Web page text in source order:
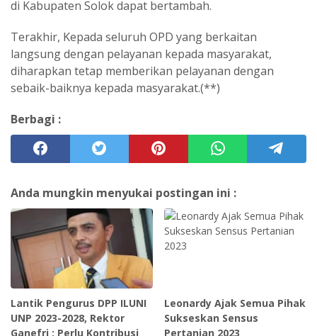
di Kabupaten Solok dapat bertambah.
Terakhir, Kepada seluruh OPD yang berkaitan
langsung dengan pelayanan kepada masyarakat,
diharapkan tetap memberikan pelayanan dengan
sebaik-baiknya kepada masyarakat.(**)
Berbagi :
Anda mungkin menyukai postingan ini :
Lantik Pengurus DPP ILUNI
UNP 2023-2028, Rektor
Ganefri : Perlu Kontribusi
Leonardy Ajak Semua Pihak
Sukseskan Sensus
Pertanian 2023